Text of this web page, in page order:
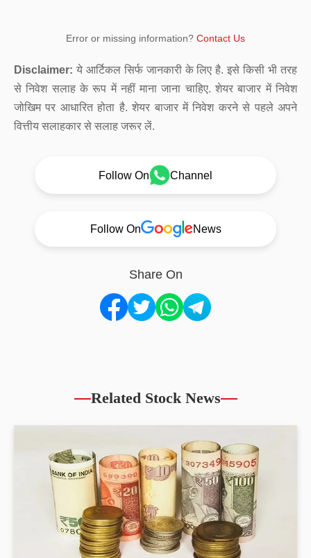
Error or missing information? Contact Us
Disclaimer: ये आर्टिकल सिर्फ जानकारी के लिए है. इसे किसी भी तरह
से निवेश सलाह के रूप में नहीं माना जाना चाहिए. शेयर बाजार में निवेश
जोखिम पर आधारित होता है. शेयर बाजार में निवेश करने से पहले अपने
वित्तीय सलाहकार से सलाह जरूर लें.
Follow On Channel
Follow On News
Share On
Related Stock News